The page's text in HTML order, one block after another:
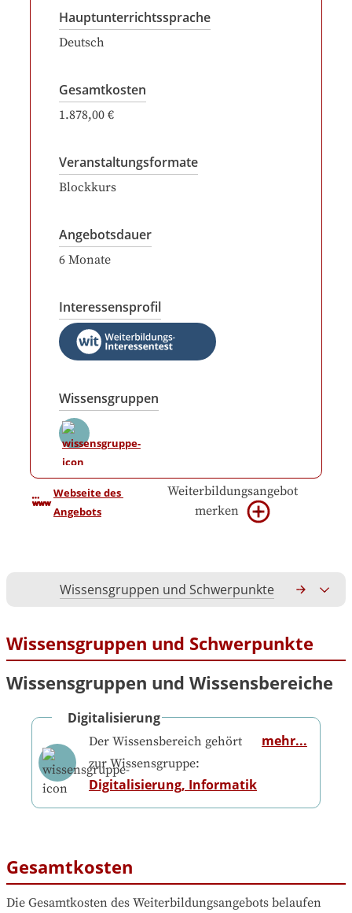
Hauptunterrichtssprache
Deutsch
Gesamtkosten
1.878,00 €
Veranstaltungsformate
Blockkurs
Angebotsdauer
6 Monate
Interessensprofil
Wissensgruppen
Webseite des
Angebots
Weiterbildungsangebot
merken
Wissensgruppen und Schwerpunkte
Wissensgruppen und Schwerpunkte
Wissensgruppen und Wissensbereiche
Digitalisierung
Der Wissensbereich gehört
zur Wissensgruppe:
Digitalisierung, Informatik
mehr...
Gesamtkosten
Die Gesamtkosten des Weiterbildungsangebots belaufen